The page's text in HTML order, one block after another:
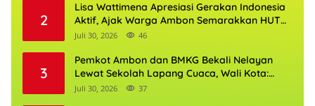
2
Lisa Wattimena Apresiasi Gerakan Indonesia
Aktif, Ajak Warga Ambon Semarakkan HUT
RI dan HUT Provinsi Maluku
Juli 30, 2026 46
3
Pemkot Ambon dan BMKG Bekali Nelayan
Lewat Sekolah Lapang Cuaca, Wali Kota:
Keselamatan Harus Jadi Prioritas
Juli 30, 2026 37